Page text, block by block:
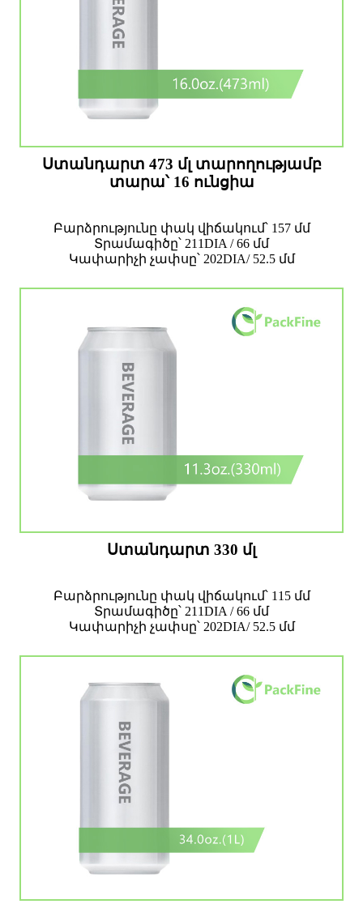
Ստանդարտ 473 մլ տարողությամբ
տարա՝ 16 ունցիա
Բարձրությունը փակ վիճակում՝ 157 մմ
Տրամագիծը՝ 211DIA / 66 մմ
Կափարիչի չափսը՝ 202DIA/ 52.5 մմ
Ստանդարտ 330 մլ
Բարձրությունը փակ վիճակում՝ 115 մմ
Տրամագիծը՝ 211DIA / 66 մմ
Կափարիչի չափսը՝ 202DIA/ 52.5 մմ